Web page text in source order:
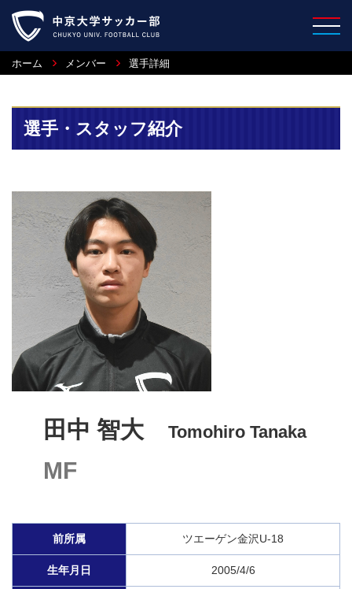
ホーム メンバー 選手詳細
選手・スタッフ紹介
田中 智大 Tomohiro Tanaka
MF
前所属 ツエーゲン金沢U-18
生年月日 2005/4/6